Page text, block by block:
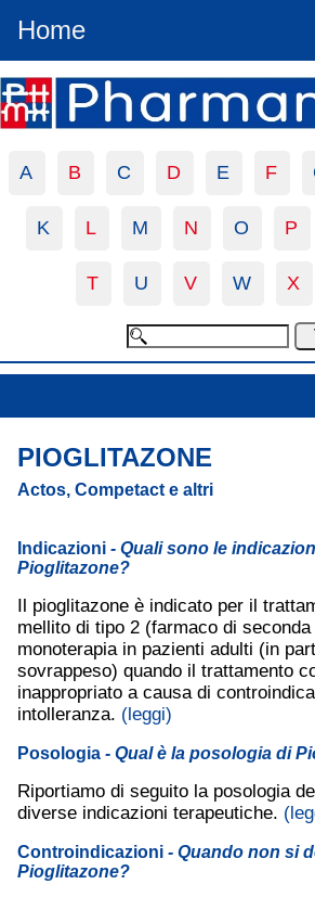
Home
A B C D E F
K L M N O P
T U V W X
Pioglitazone
PIOGLITAZONE
Actos, Competact e altri
Indicazioni - Quali sono le
Pioglitazone?
Il pioglitazone è indicato per il
mellito di tipo 2 (farmaco di
monoterapia in pazienti adulti (in
sovrappeso) quando il trattamento
inappropriato a causa di
intolleranza. (leggi)
Posologia - Qual è la posologia di
Riportiamo di seguito la posologia
diverse indicazioni terapeutiche.
Controindicazioni - Quando non si
Pioglitazone?